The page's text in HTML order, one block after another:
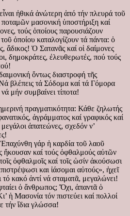
ἠθικά ἀνώτερη ἀπό τήν πλευρά τοῦ
μασονική ὑποστήριξη καί
τούς ὁποίους παρουσιάζουν
ὁποίου καταλογίζουν τά πάντα: ὁ
ἄδικος! Ὁ Σατανᾶς καί οἱ δαίμονες
δημοκράτες, ἐλευθερωτές, πού τούς
ὄντως διαστροφή τῆς
βλέπεις τά Σόδομα καί τά Γόμορα
μήν συμβαίνει τίποτα!
πραγματικότητα: Κάθε ζηλωτής
ἀγράμματος καί γραφικός καί
μεγάλοι ἀπατεώνες, σχεδόν ν’
γάρ ἡ καρδία τοῦ λαοῦ
ἤκουσαν καί τούς ὀφθαλμούς αὐτῶν
ὀφθαλμοῖς καί τοῖς ὠσίν ἀκούσωσι
και ἰάσομαι αὐτούς», ἠχεῖ
κακό ἀντί νά σταματᾶ, μεγαλώνει!
ὁ ἄνθρωπος; Ὄχι, ἀπαντᾶ ὁ
ἡ Μασονία τόν πιστεύει καί πολλοί
τήν ἴδια γλώσσα!